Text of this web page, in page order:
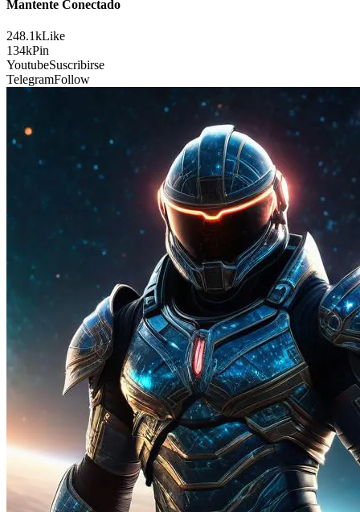
Mantente Conectado
248.1kLike
134kPin
YoutubeSuscribirse
TelegramFollow